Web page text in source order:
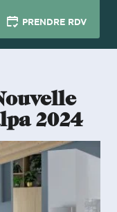
PRENDRE RDV
2024